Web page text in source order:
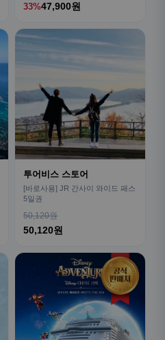
33%47,900원
투어비스 스토어
[바로사용] JR 간사이 와이드 패스
5일권
50,120원
50,120원